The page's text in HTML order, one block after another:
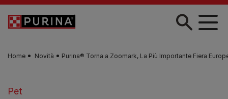
Skip to main content
Home Novità Purina® Torna a Zoomark, La Più Importante Fiera
Pet